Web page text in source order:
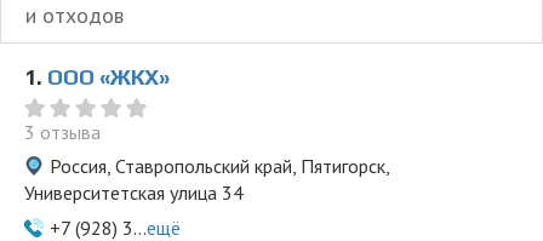
и отходов
1. ООО «ЖКХ»
3 отзыва
Россия, Ставропольский край, Пятигорск,
Университетская улица 34
+7 (928) 3...ещё